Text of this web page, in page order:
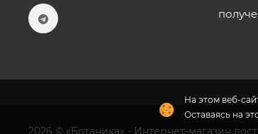
На этом веб-
Оставаясь на
2026 © «Ботаника» - Интернет-магазин